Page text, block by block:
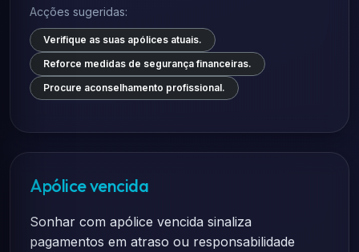
Acções sugeridas:
Verifique as suas apólices atuais.
Reforce medidas de segurança financeiras.
Procure aconselhamento profissional.
Apólice vencida
Sonhar com apólice vencida sinaliza
pagamentos em atraso ou responsabilidade